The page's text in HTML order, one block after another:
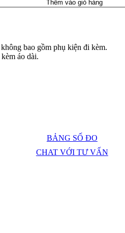
Thêm vào giỏ hàng
bao gồm phụ kiện đi kèm.
áo dài.
BẢNG SỐ ĐO
CHAT VỚI TƯ VẤN